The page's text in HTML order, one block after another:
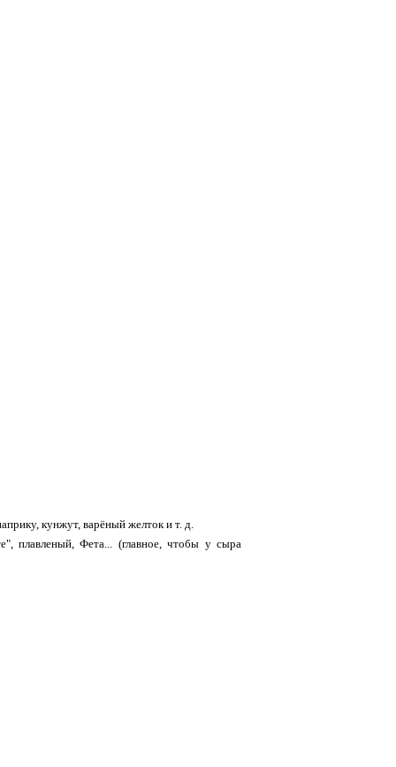
кунжут, варёный желток и т. д.
плавленый, Фета... (главное, чтобы у сыра